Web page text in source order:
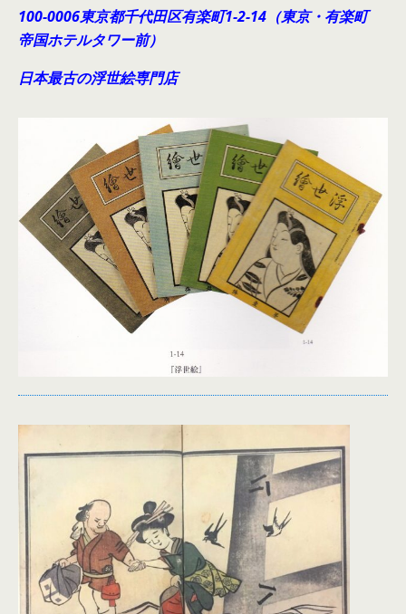
100-0006東京都千代田区有楽町1-2-14（東京・有楽町
帝国ホテルタワー前）
日本最古の浮世絵専門店